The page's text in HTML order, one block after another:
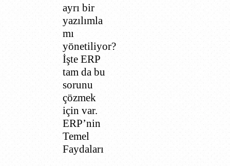
ayrı bir
yazılımla
mı
yönetiliyor?
İşte ERP
tam da bu
sorunu
çözmek
için var.
ERP’nin
Temel
Faydaları